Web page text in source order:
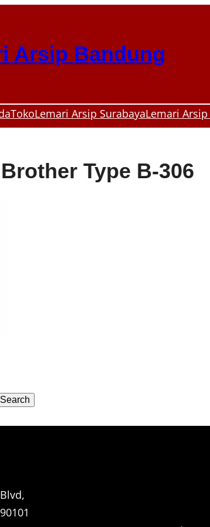
Arsip Bandung
TokoLemari Arsip SurabayaLemari
Type B-306
Search